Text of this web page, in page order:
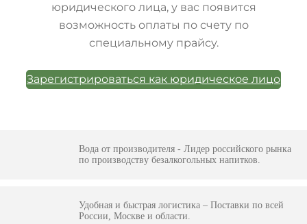
юридического лица, у вас появится
возможность оплаты по счету по
специальному прайсу.
Зарегистрироваться как юридическое лицо
Вода от производителя - Лидер российского рынка
по производству безалкогольных напитков.
Удобная и быстрая логистика – Поставки по всей
России, Москве и области.